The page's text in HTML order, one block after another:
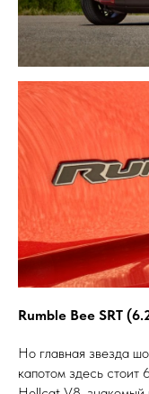
Rumble Bee SRT
Но главная звезда
капотом здесь стоит